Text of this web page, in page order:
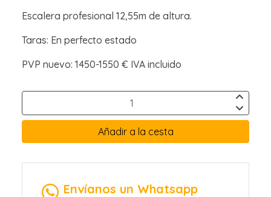
Escalera profesional 12,55m de altura.
Taras: En perfecto estado
PVP nuevo: 1450-1550 € IVA incluido
Añadir a la cesta
Envíanos un Whatsapp